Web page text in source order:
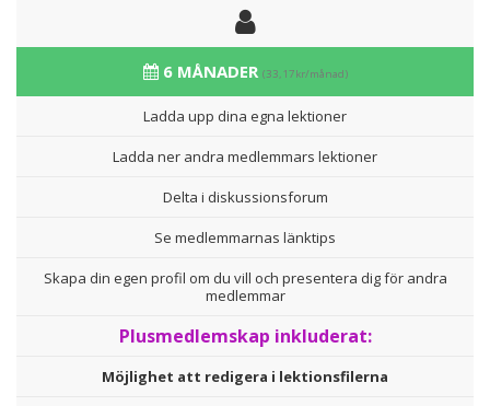
6 MÅNADER (33,17kr/månad)
Ladda upp dina egna lektioner
Ladda ner andra medlemmars lektioner
Delta i diskussionsforum
Se medlemmarnas länktips
Skapa din egen profil om du vill och presentera dig för andra
medlemmar
Plusmedlemskap inkluderat:
Möjlighet att redigera i lektionsfilerna